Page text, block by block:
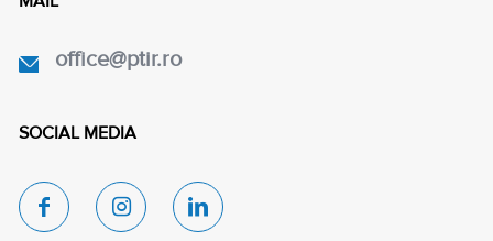
office@ptir.ro
SOCIAL MEDIA